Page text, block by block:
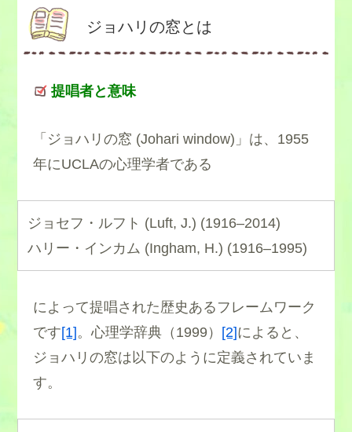
ジョハリの窓とは
提唱者と意味
「ジョハリの窓 (Johari window)」は、1955
年にUCLAの心理学者である
ジョセフ・ルフト (Luft, J.) (1916–2014)
ハリー・インカム (Ingham, H.) (1916–1995)
によって提唱された歴史あるフレームワーク
です[1]。心理学辞典（1999） [2]によると、
ジョハリの窓は以下のように定義されていま
す。